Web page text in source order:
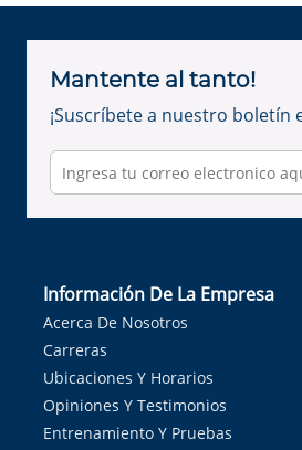
Mantente al tanto!
¡Suscríbete a nuestro boletín
Información De La Empresa
Acerca De Nosotros
Carreras
Ubicaciones Y Horarios
Opiniones Y Testimonios
Entrenamiento Y Pruebas